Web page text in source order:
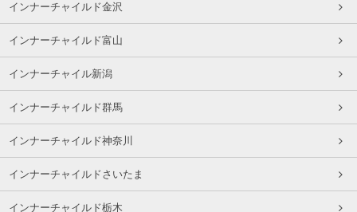
インナーチャイルド金沢
インナーチャイルド富山
インナーチャイル新潟
インナーチャイルド群馬
インナーチャイルド神奈川
インナーチャイルドさいたま
インナーチャイルド栃木